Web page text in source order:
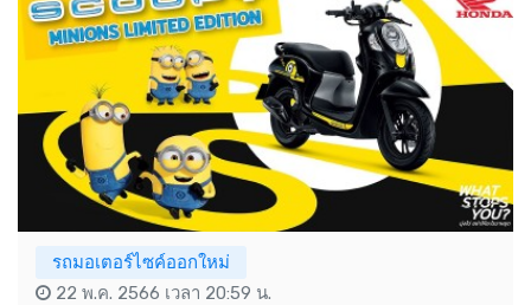
รถมอเตอร์ไซค์ออกใหม่
22 พ.ค. 2566 เวลา 20:59 น.